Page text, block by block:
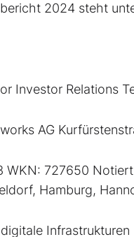
2024 steht
Investor Relations
AG
WKN: 727650
Hamburg,
Infrastrukturen